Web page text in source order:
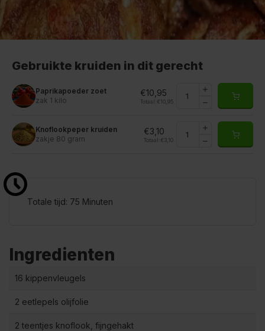
Gebruikte kruiden in dit gerecht
Paprikapoeder zoet
zak 1 kilo
€10,95
Totaal: €10,95
Knoflookpeper kruiden
zakje 80 gram
€3,10
Totaal: €3,10
Ingredienten
16 kippenvleugels
2 eetlepels olijfolie
2 teentjes knoflook, fijngehakt
Totale tijd: 75 Minuten